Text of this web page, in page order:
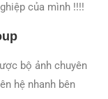
của mình !!!!
bộ ảnh chuyên
hệ nhanh bên